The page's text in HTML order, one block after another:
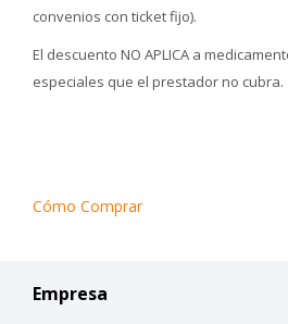
convenios con ticket fijo).
El descuento NO APLICA a
especiales que el prestador no cubra.
Cómo Comprar
Empresa